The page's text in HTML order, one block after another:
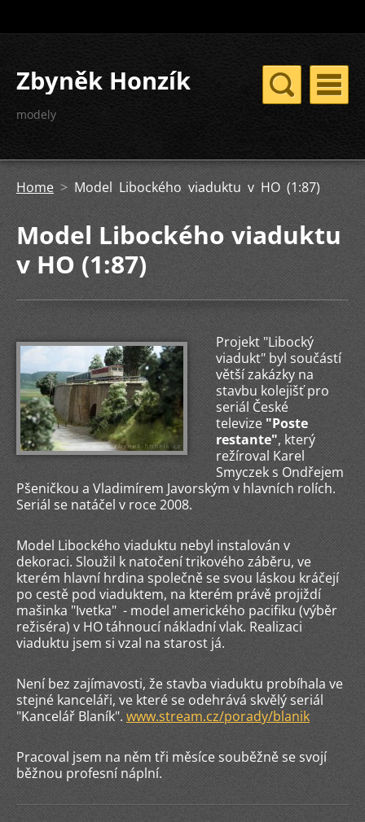
Zbyněk Honzík
modely
Home > Model Libockého viaduktu v HO (1:87)
Model Libockého viaduktu
v HO (1:87)
Projekt "Libocký
viadukt" byl součástí
větší zakázky na
stavbu kolejišť pro
seriál České
televize "Poste
restante", který
režíroval Karel
Smyczek s Ondřejem
Pšeničkou a Vladimírem Javorským v hlavních rolích.
Seriál se natáčel v roce 2008.
Model Libockého viaduktu nebyl instalován v
dekoraci. Sloužil k natočení trikového záběru, ve
kterém hlavní hrdina společně se svou láskou kráčejí
po cestě pod viaduktem, na kterém právě projiždí
mašinka "Ivetka" - model amerického pacifiku (výběr
režiséra) v HO táhnoucí nákladní vlak. Realizaci
viaduktu jsem si vzal na starost já.
Není bez zajímavosti, že stavba viaduktu probíhala ve
stejné kanceláři, ve které se odehrává skvělý seriál
"Kancelář Blaník". www.stream.cz/porady/blanik
Pracoval jsem na něm tři měsíce souběžně se svojí
běžnou profesní náplní.